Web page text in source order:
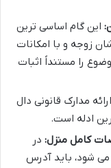
این گام اساسی ترین
زوجه و با امکانات
را مستنداً اثبات
ارائه مدارک قانونی دال
ادله است.
کامل منزل: در
می شود، باید آدرس